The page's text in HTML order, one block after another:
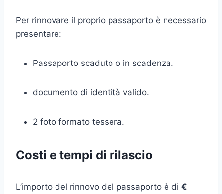
Per rinnovare il proprio passaporto è necessario
presentare:
Passaporto scaduto o in scadenza.
documento di identità valido.
2 foto formato tessera.
Costi e tempi di rilascio
L’importo del rinnovo del passaporto è di €